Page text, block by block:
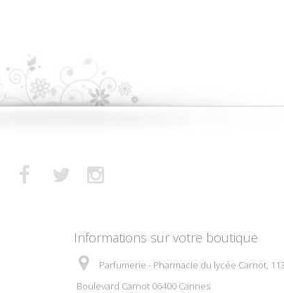
Informations sur votre boutique
Parfumerie - Pharmacie du lycée Carnot, 113
Boulevard Carnot 06400 Cannes